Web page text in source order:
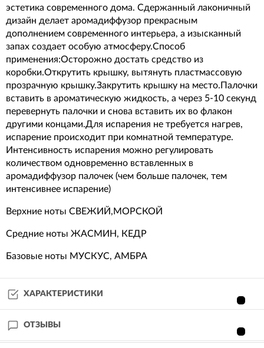
эстетика современного дома. Сдержанный лаконичный
дизайн делает аромадиффузор прекрасным
дополнением современного интерьера, а изысканный
запах создает особую атмосферу.Способ
применения:Осторожно достать средство из
коробки.Открутить крышку, вытянуть пластмассовую
прозрачную крышку.Закрутить крышку на место.Палочки
вставить в ароматическую жидкость, а через 5-10 секунд
перевернуть палочки и снова вставить их во флакон
другими концами.Для испарения не требуется нагрев,
испарение происходит при комнатной температуре.
Интенсивность испарения можно регулировать
количеством одновременно вставленных в
аромадиффузор палочек (чем больше палочек, тем
интенсивнее испарение)
Верхние ноты СВЕЖИЙ,МОРСКОЙ
Средние ноты ЖАСМИН, КЕДР
Базовые ноты МУСКУС, АМБРА
ХАРАКТЕРИСТИКИ
ОТЗЫВЫ